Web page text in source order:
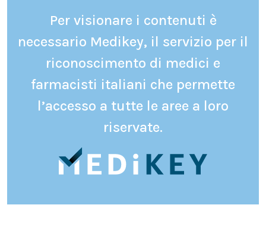
Per visionare i contenuti è
necessario Medikey, il servizio per il
riconoscimento di medici e
farmacisti italiani che permette
l’accesso a tutte le aree a loro
riservate.